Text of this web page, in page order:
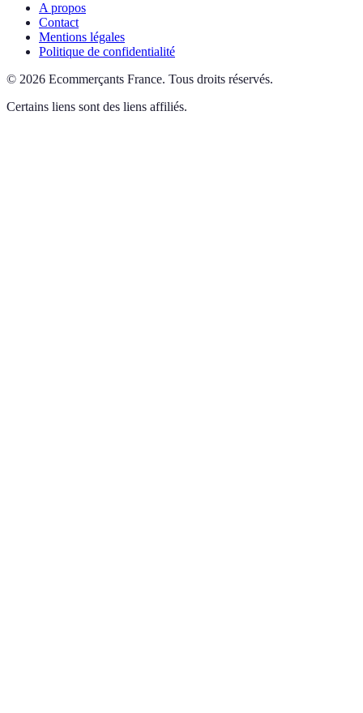
A propos
Contact
Mentions légales
Politique de confidentialité
© 2026 Ecommerçants France. Tous droits réservés.
Certains liens sont des liens affiliés.